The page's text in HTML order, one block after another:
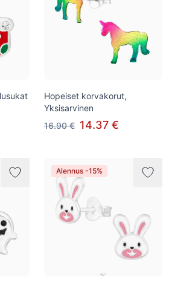
Hopeiset korvakorut,
Yksisarvinen
16.90 € 14.37 €
Alennus -15%